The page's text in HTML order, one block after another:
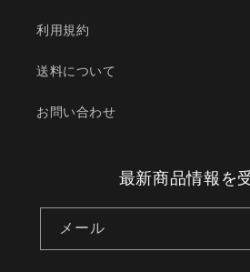
利用規約
送料について
お問い合わせ
最新商品情報を
メール